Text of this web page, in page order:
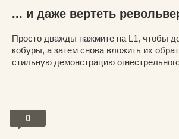
... и даже вертеть
Просто дважды нажмите на L1, чтобы
кобуры, а затем снова вложить их
стильную демонстрацию
0